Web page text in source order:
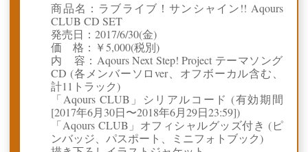
商品名：ラブライブ！サンシャイン!! Aqours
CLUB CD SET
発売日：2017/6/30(金)
価 格：￥5,000(税別)
内 容：Aqours Next Step! Project テーマソング
CD (各メンバーソロver、オフボーカル含む、
計11トラック)
「Aqours CLUB」シリアルコード (有効期間
[2017年6月30日〜2018年6月29日23:59])
「Aqours CLUB」オフィシャルグッズ付き (ピ
ンバッジ、パスポート、ミニフォトブック)